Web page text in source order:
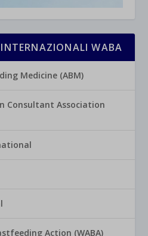
WABA
Medicine (ABM)
Consultant Association
Action (WABA)